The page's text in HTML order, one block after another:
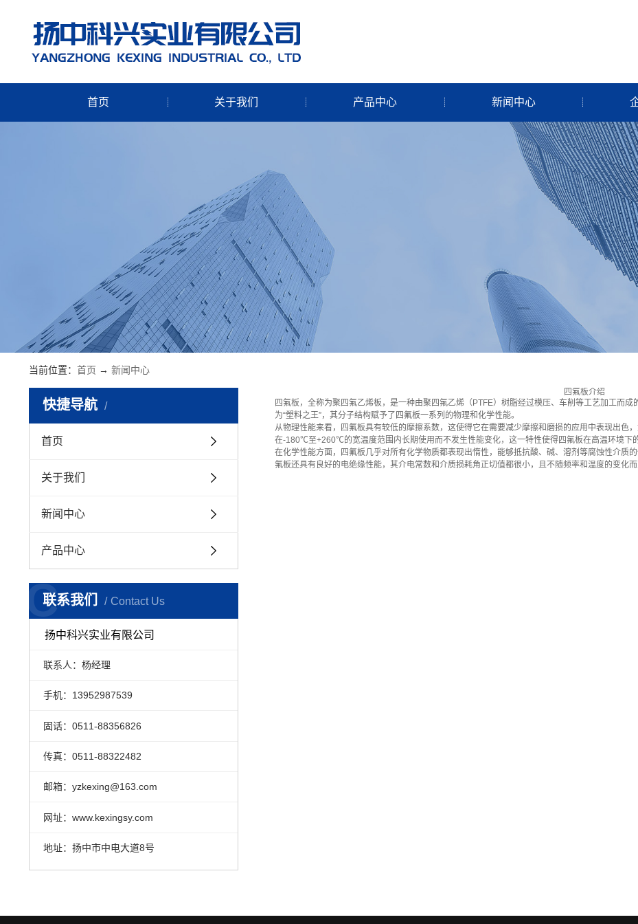
首页 关于我们 产品中心 新闻中心
当前位置： 首页 → 新闻中心
快捷导航
首页
关于我们
新闻中心
产品中心
联系我们 Contact Us
C
扬中科兴实业有限公司
联系人：杨经理
手机：13952987539
固话：0511-88356826
传真：0511-88322482
邮箱：yzkexing@163.com
网址：www.kexingsy.com
地址：扬中市中电大道8号
四氟板介绍
四氟板，全称为聚四氟乙烯板，是一种由聚四氟乙烯（PTFE）树脂经过模压、车削等工艺加工而
为“塑料之王”，其分子结构赋予了四氟板一系列的物理和化学性能。
从物理性能来看，四氟板具有较低的摩擦系数，这使得它在需要减少摩擦和磨损的应用中表现出色
在-180℃至+260℃的宽温度范围内长期使用而不发生性能变化，这一特性使得四氟板在高温环境下
在化学性能方面，四氟板几乎对所有化学物质都表现出惰性，能够抵抗酸、碱、溶剂等腐蚀性介质
氟板还具有良好的电绝缘性能，其介电常数和介质损耗角正切值都很小，且不随频率和温度的变化